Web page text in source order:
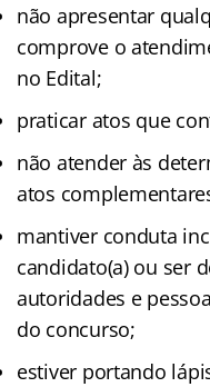
não apresentar
comprove o
no Edital;
praticar atos que
não atender às
atos
mantiver conduta
candidato(a) ou ser
autoridades e
do concurso;
estiver portando